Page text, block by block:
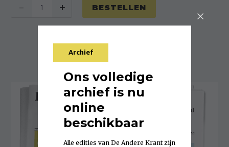
- + BESTELLEN
Archief
Ons volledige
archief is nu
online
beschikbaar
Alle edities van De Andere Krant zijn